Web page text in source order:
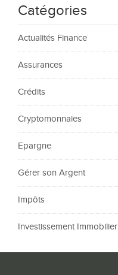
Catégories
Actualités Finance
Assurances
Crédits
Cryptomonnaies
Epargne
Gérer son Argent
Impôts
Investissement Immobilier